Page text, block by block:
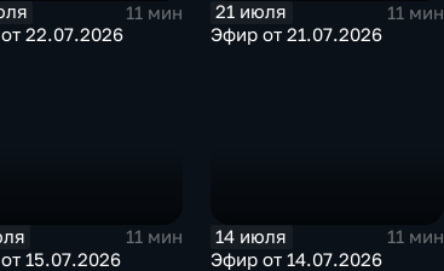
11 мин
22.07.2026
21 июля
11 мин
Эфир от 21.07.2026
11 мин
15.07.2026
14 июля
11 мин
Эфир от 14.07.2026